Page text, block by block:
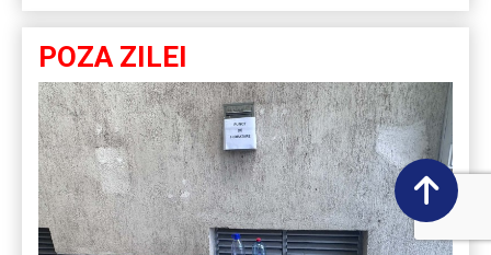
POZA ZILEI